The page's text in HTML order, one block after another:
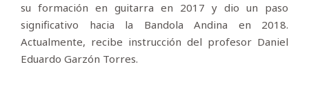
su formación en guitarra en 2017 y dio un paso
significativo hacia la Bandola Andina en 2018.
Actualmente, recibe instrucción del profesor Daniel
Eduardo Garzón Torres.